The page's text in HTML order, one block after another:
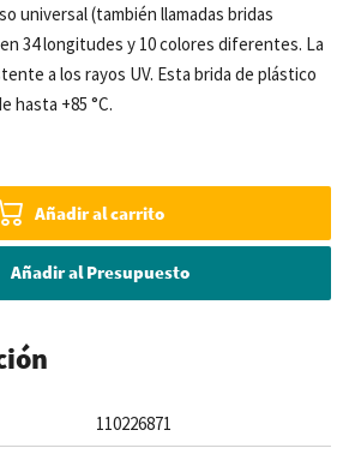
universal (también llamadas bridas
34 longitudes y 10 colores diferentes. La
a los rayos UV. Esta brida de plástico
hasta +85 °C.
Añadir al carrito
Añadir al Presupuesto
110226871